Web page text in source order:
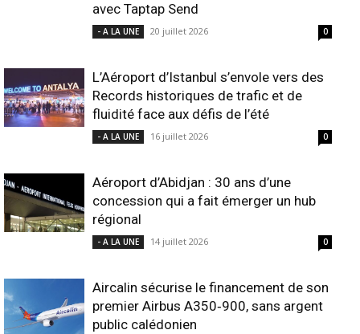
avec Taptap Send
- A LA UNE 20 juillet 2026 0
L’Aéroport d’Istanbul s’envole vers des
Records historiques de trafic et de
fluidité face aux défis de l’été
- A LA UNE 16 juillet 2026 0
Aéroport d’Abidjan : 30 ans d’une
concession qui a fait émerger un hub
régional
- A LA UNE 14 juillet 2026 0
Aircalin sécurise le financement de son
premier Airbus A350‑900, sans argent
public calédonien